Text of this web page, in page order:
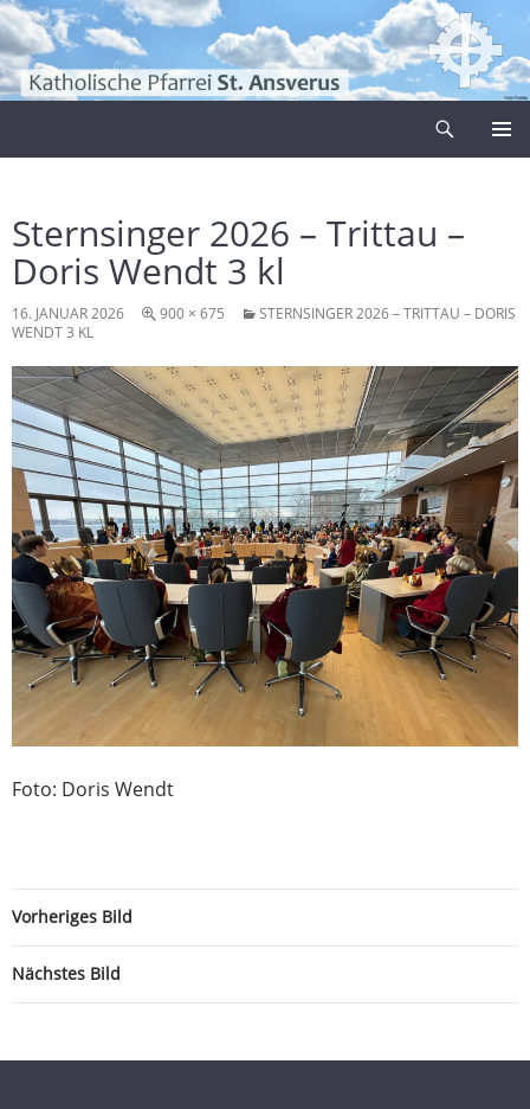
Zum
Inhalt
springen
Sternsinger 2026 – Trittau –
Doris Wendt 3 kl
16. JANUAR 2026 900 × 675
STERNSINGER 2026 – TRITTAU – DORIS
WENDT 3 KL
Foto: Doris Wendt
Vorheriges Bild
Nächstes Bild